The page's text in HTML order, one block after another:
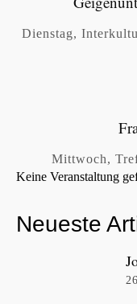
Dienstag,
Mittwoch,
Keine Veranstaltung
Neueste